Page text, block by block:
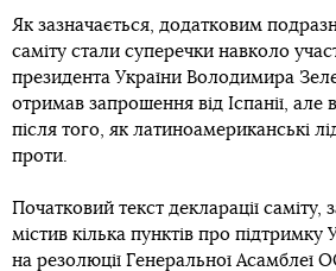
Як зазначається, додатковим
саміту стали суперечки навколо
президента України Володимира
отримав запрошення від Іспанії, але
після того, як латиноамериканські
проти.
Початковий текст декларації
містив кілька пунктів про
на резолюції Генеральної Асамблеї